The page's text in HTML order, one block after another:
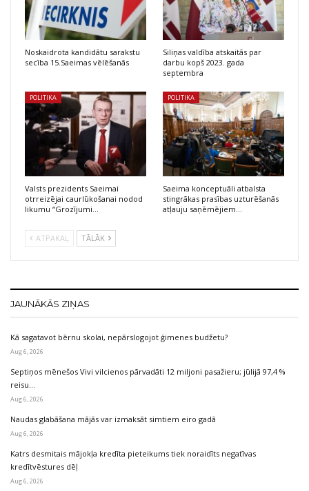
Noskaidrota kandidātu sarakstu
secība 15.Saeimas vēlēšanās
Siliņas valdība atskaitās par
darbu kopš 2023. gada
septembra
POLITIKA
Valsts prezidents Saeimai
otrreizējai caurlūkošanai nodod
likumu “Grozījumi…
POLITIKA
Saeima konceptuāli atbalsta
stingrākas prasības uzturēšanās
atļauju saņēmējiem…
ATPAKAĻ TĀLĀK
JAUNĀKĀS ZIŅAS
Kā sagatavot bērnu skolai, nepārslogojot ģimenes budžetu?
Aug 6, 2026
Septiņos mēnešos Vivi vilcienos pārvadāti 12 miljoni pasažieru; jūlijā 97,4 %
reisu…
Aug 6, 2026
Naudas glabāšana mājās var izmaksāt simtiem eiro gadā
Aug 6, 2026
Katrs desmitais mājokļa kredīta pieteikums tiek noraidīts negatīvas
kredītvēstures dēļ
Aug 6, 2026